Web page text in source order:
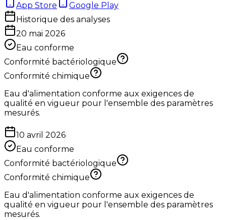
App Store
Google Play
Historique des analyses
20 mai 2026
Eau conforme
Conformité bactériologique
Conformité chimique
Eau d'alimentation conforme aux exigences de
qualité en vigueur pour l'ensemble des paramètres
mesurés.
10 avril 2026
Eau conforme
Conformité bactériologique
Conformité chimique
Eau d'alimentation conforme aux exigences de
qualité en vigueur pour l'ensemble des paramètres
mesurés.